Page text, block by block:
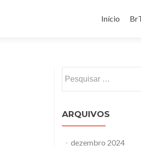
para
Início
por:
ARQUIVOS
dezembro 2024